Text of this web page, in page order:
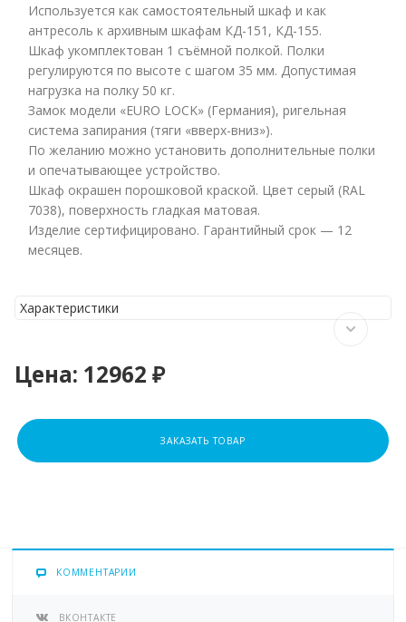
Используется как самостоятельный шкаф и как
антресоль к архивным шкафам КД-151, КД-155.
Шкаф укомплектован 1 съёмной полкой. Полки
регулируются по высоте с шагом 35 мм. Допустимая
нагрузка на полку 50 кг.
Замок модели «EURO LOCK» (Германия), ригельная
система запирания (тяги «вверх-вниз»).
По желанию можно установить дополнительные полки
и опечатывающее устройство.
Шкаф окрашен порошковой краской. Цвет серый (RAL
7038), поверхность гладкая матовая.
Изделие сертифицировано. Гарантийный срок — 12
месяцев.
Характеристики
Цена: 12962 ₽
ЗАКАЗАТЬ ТОВАР
КОММЕНТАРИИ
ВКОНТАКТЕ